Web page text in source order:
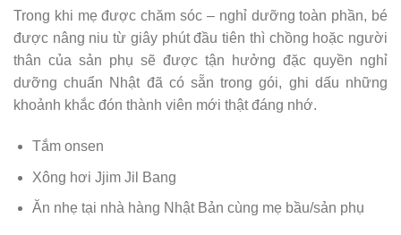
Trong khi mẹ được chăm sóc – nghỉ dưỡng toàn phần, bé
được nâng niu từ giây phút đầu tiên thì chồng hoặc người
thân của sản phụ sẽ được tận hưởng đặc quyền nghỉ
dưỡng chuẩn Nhật đã có sẵn trong gói, ghi dấu những
khoảnh khắc đón thành viên mới thật đáng nhớ.
Tắm onsen
Xông hơi Jjim Jil Bang
Ăn nhẹ tại nhà hàng Nhật Bản cùng mẹ bầu/sản phụ